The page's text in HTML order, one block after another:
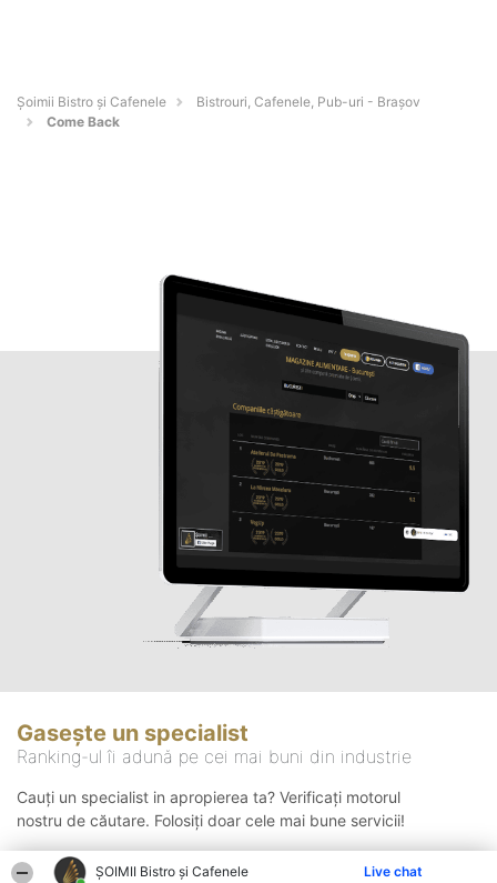
ȘOIMII Bistro și Cafenele Live chat
Șoimii Bistro și Cafenele
Bistrouri, Cafenele, Pub-uri - Braşov
Come Back
Gasește un specialist
Ranking-ul îi adună pe cei mai buni din industrie
Cauți un specialist in apropierea ta? Verificați motorul
nostru de căutare. Folosiți doar cele mai bune servicii!